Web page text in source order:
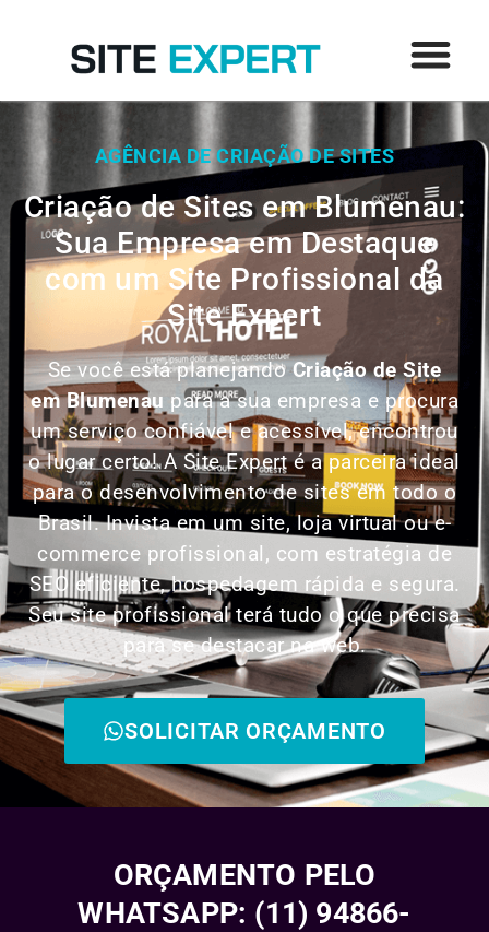
AGÊNCIA DE CRIAÇÃO DE SITES
Criação de Sites em Blumenau:
Sua Empresa em Destaque
com um Site Profissional da
Site Expert
Se você está planejandoCriação de Site
emBlumenau para a sua empresa e procura
um serviço confiável e acessível, encontrou
o lugar certo! A Site Expert é a parceira ideal
para o desenvolvimento de sites em todo o
Brasil. Invista em um site, loja virtual ou e-
commerce profissional, com estratégia de
SEO eficiente, hospedagem rápida e segura.
Seu site profissional terá tudo o que precisa
para se destacar na web.
SOLICITAR ORÇAMENTO
ORÇAMENTO PELO
WHATSAPP: (11) 94866-